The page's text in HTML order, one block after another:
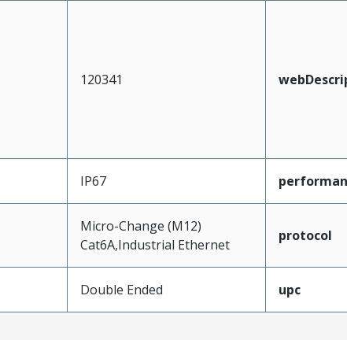
120341
IP67
Micro-Change (M12)
Cat6A,Industrial Ethernet
protocol
Double Ended upc